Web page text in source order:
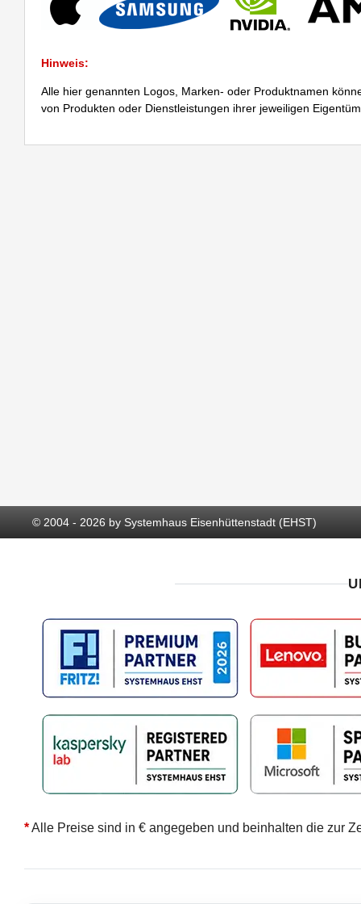
Hinweis:
Alle hier genannten Logos, Marken- oder Produktnamen
von Produkten oder Dienstleistungen ihrer jeweiligen
© 2004 - 2026 by Systemhaus Eisenhüttenstadt (EHST)
*Alle Preise sind in € angegeben und beinhalten die zur